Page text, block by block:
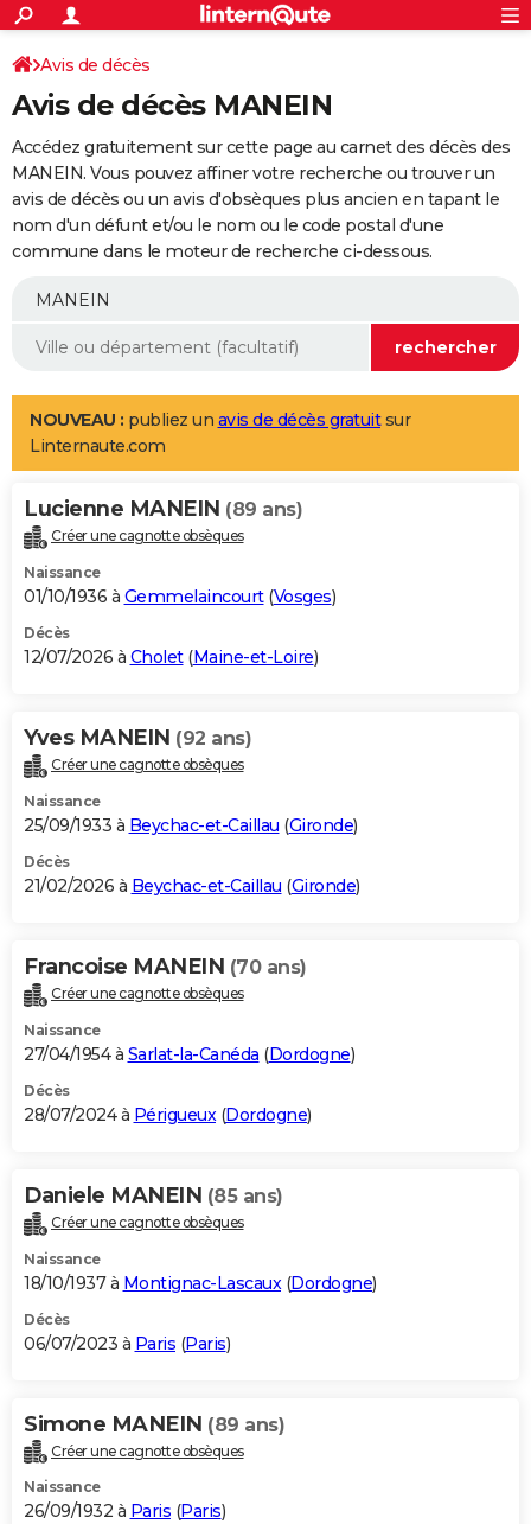
ACTUALITÉS
Politique
Société
Faits Divers
Education
Monde
Villes
+
SPORT
Coupe du monde 2026
Football
Tennis
Cyclisme
Rugby
Forum
Programme TV
TNT
Streaming
Cinéma
Sorties cinéma
Musique
+
FINANCE
Retraite
Epargne
Immobilier
Risques naturels par ville
Banque
Assurance
AUTO
Essais
Réserver un essai
Citadines
Berlines
SUV
Forum auto
+
Mobiles
Meilleur smartphone
Internet
Ordinateurs
Jeux vidéo
Guide high-tech
Aménagement intérieur
LIFESTYLE
Art de vivre
Bien-être
Loisirs
Mode
Modes de vie
Alimentation
Guide de la santé
Maladies
Médicaments
Sommeil
VOYAGE
Destinations
City break
Voyage nature
Voyage de noces
Forum
Climat
+PHOTO
GUIDES D'ACHAT
BONS PLANS
Carte de Noël
Carte Bonne année
Carte Saint-Valentin
Carte Pâques
Carte d'anniversaire
DICTIONNAIRE
Dictionnaire
Biographies
Citations
Expressions
Proverbes
PROGRAMME TV
S'inscrire
Se connecter
Lycées
Collèges
Primaires
Universités
Entreprises
Service militaire
Avis de recherche
AVIS DE DÉCÈS
Bricolage
Lifestyle
Culture
Sport
Auto
Television
Voyage
Cinema
Avis de décès
Avis de décès MANEIN
Accédez gratuitement sur cette page au carnet des décès des
MANEIN. Vous pouvez affiner votre recherche ou trouver un
avis de décès ou un avis d'obsèques plus ancien en tapant le
nom d'un défunt et/ou le nom ou le code postal d'une
commune dans le moteur de recherche ci-dessous.
NOUVEAU : publiez un avis de décès gratuitsur
Linternaute.com
Lucienne MANEIN (89 ans)
Créer une cagnotte obsèques
Naissance
01/10/1936 à Gemmelaincourt(Vosges)
Décès
12/07/2026 à Cholet(Maine-et-Loire)
Yves MANEIN (92 ans)
Créer une cagnotte obsèques
Naissance
25/09/1933 à Beychac-et-Caillau (Gironde)
Décès
21/02/2026 à Beychac-et-Caillau (Gironde)
Francoise MANEIN (70 ans)
Créer une cagnotte obsèques
Naissance
27/04/1954 à Sarlat-la-Canéda (Dordogne)
Décès
28/07/2024 à Périgueux(Dordogne)
Daniele MANEIN (85 ans)
Créer une cagnotte obsèques
Naissance
18/10/1937 à Montignac-Lascaux (Dordogne)
Décès
06/07/2023 à Paris (Paris)
Simone MANEIN (89 ans)
Créer une cagnotte obsèques
Naissance
26/09/1932 à Paris (Paris)